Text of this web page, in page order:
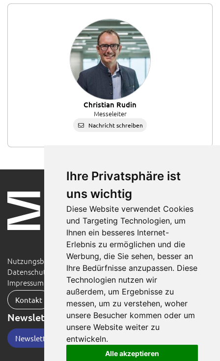
Ihre Privatsphäre ist
uns wichtig
Diese Website verwendet Cookies
und Targeting Technologien, um
Ihnen ein besseres Internet-
Erlebnis zu ermöglichen und die
Werbung, die Sie sehen, besser an
Ihre Bedürfnisse anzupassen. Diese
Technologien nutzen wir
außerdem, um Ergebnisse zu
messen, um zu verstehen, woher
unsere Besucher kommen oder um
unsere Website weiter zu
entwickeln.
Alle akzeptieren
Christian Rudin
Messeleiter
Nachricht schreiben
Nutzungsbedingungen
Datenschutzerklärung
Impressum
Kontakt
Newsletter
Newsletter-Anmeldung